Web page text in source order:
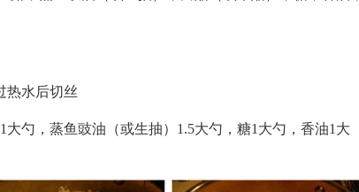
热水后切丝
大勺，蒸鱼豉油（或生抽）1.5大勺，糖1大勺，香油1大